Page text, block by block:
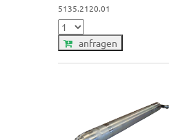
5135.2120.01
anfragen